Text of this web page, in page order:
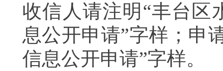
收信人请注明“丰台区
息公开申请”字样；申
信息公开申请”字样。